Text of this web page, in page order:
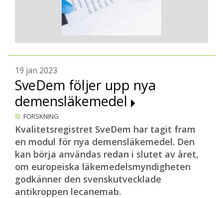
19 jan 2023
SveDem följer upp nya
demensläkemedel
FORSKNING
Kvalitetsregistret SveDem har tagit fram
en modul för nya demensläkemedel. Den
kan börja användas redan i slutet av året,
om europeiska läkemedelsmyndigheten
godkänner den svenskutvecklade
antikroppen lecanemab.